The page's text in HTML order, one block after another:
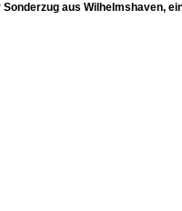
aus Wilhelmshaven,